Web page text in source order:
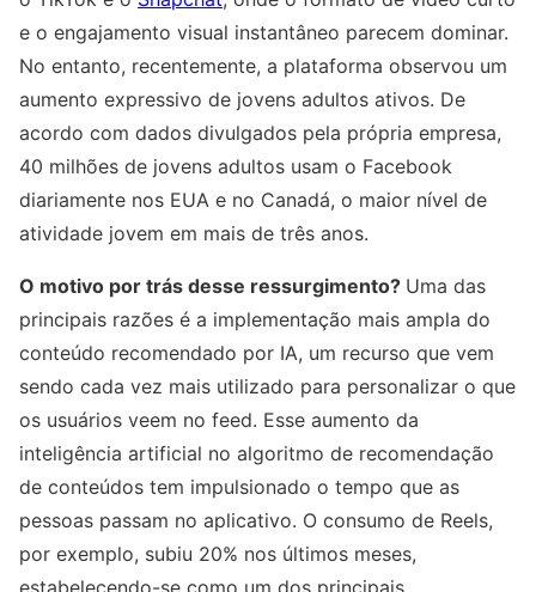
e o engajamento visual instantâneo parecem dominar.
No entanto, recentemente, a plataforma observou um
aumento expressivo de jovens adultos ativos. De
acordo com dados divulgados pela própria empresa,
40 milhões de jovens adultos usam o Facebook
diariamente nos EUA e no Canadá, o maior nível de
atividade jovem em mais de três anos.
O motivo por trás desse ressurgimento? Uma das
principais razões é a implementação mais ampla do
conteúdo recomendado por IA, um recurso que vem
sendo cada vez mais utilizado para personalizar o que
os usuários veem no feed. Esse aumento da
inteligência artificial no algoritmo de recomendação
de conteúdos tem impulsionado o tempo que as
pessoas passam no aplicativo. O consumo de Reels,
por exemplo, subiu 20% nos últimos meses,